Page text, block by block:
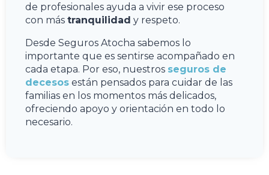
de profesionales ayuda a vivir ese proceso
con más tranquilidad y respeto.
Desde Seguros Atocha sabemos lo
importante que es sentirse acompañado en
cada etapa. Por eso, nuestros seguros de
decesos están pensados para cuidar de las
familias en los momentos más delicados,
ofreciendo apoyo y orientación en todo lo
necesario.